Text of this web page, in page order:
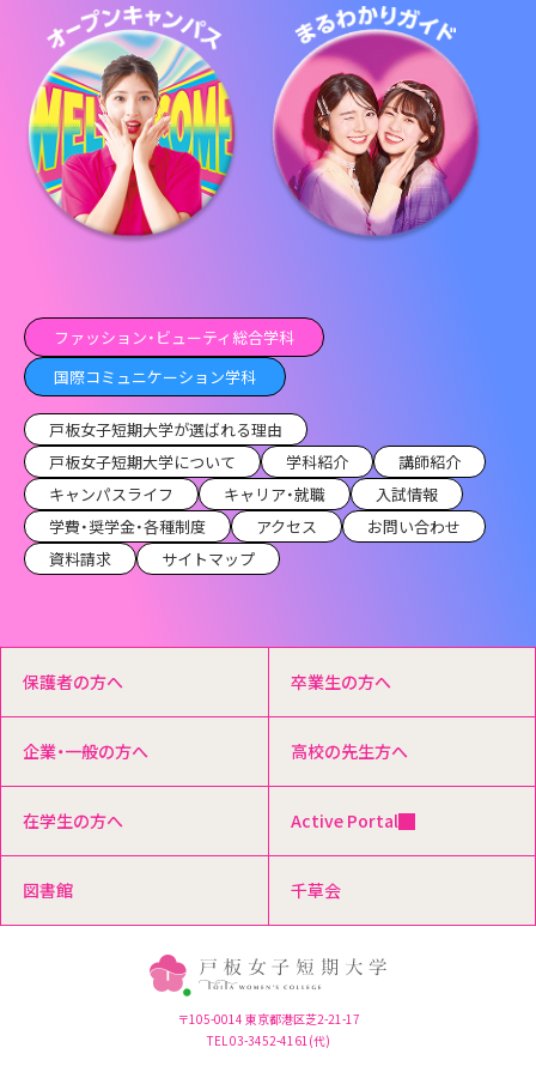
ファッション・ビューティ総合学科
国際コミュニケーション学科
戸板女子短期大学が選ばれる理由
戸板女子短期大学について
学科紹介
講師紹介
キャンパスライフ
キャリア・就職
入試情報
学費・奨学金・各種制度
アクセス
お問い合わせ
資料請求
サイトマップ
保護者の方へ 卒業生の方へ
企業・一般の方へ 高校の先生方へ
在学生の方へ Active Portal
図書館 千草会
〒105-0014 東京都港区芝2-21-17
TEL 03-3452-4161(代)